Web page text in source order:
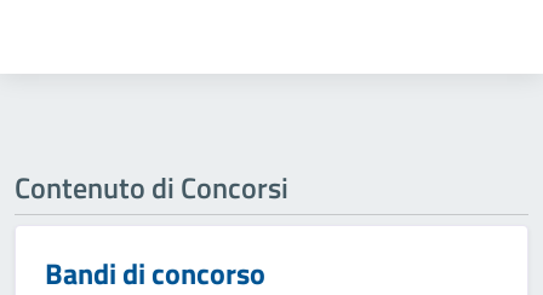
Contenuto di Concorsi
Bandi di concorso